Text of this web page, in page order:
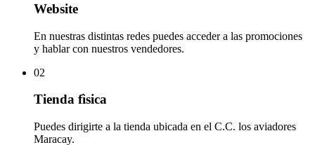
Website
En nuestras distintas redes puedes acceder a las promociones
y hablar con nuestros vendedores.
02
Tienda fìsica
Puedes dirigirte a la tienda ubicada en el C.C. los aviadores
Maracay.